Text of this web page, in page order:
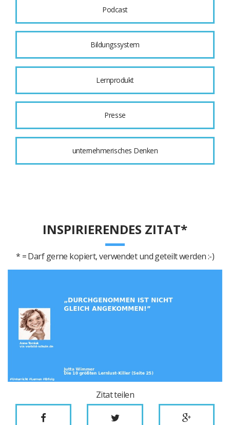
Podcast
Bildungssystem
Lernprodukt
Presse
unternehmerisches Denken
INSPIRIERENDES ZITAT*
* = Darf gerne kopiert, verwendet und geteilt werden :-)
Zitat teilen